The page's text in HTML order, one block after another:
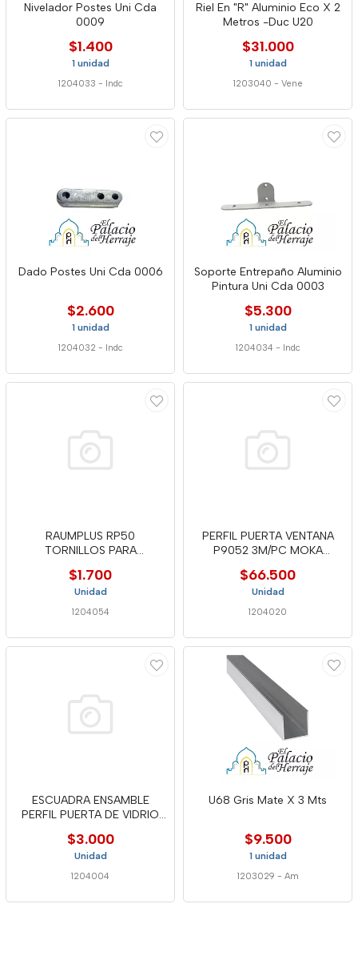
Nivelador Postes Uni Cda
0009
$1.400
1 unidad
1204033 - Indc
Riel En "R" Aluminio Eco X 2
Metros -Duc U20
$31.000
1 unidad
1203040 - Vene
Dado Postes Uni Cda 0006
$2.600
1 unidad
1204032 - Indc
Soporte Entrepaño Aluminio
Pintura Uni Cda 0003
$5.300
1 unidad
1204034 - Indc
RAUMPLUS RP50
TORNILLOS PARA
$1.700
Unidad
1204054
PERFIL PUERTA VENTANA
P9052 3M/PC MOKA
$66.500
Unidad
1204020
ESCUADRA ENSAMBLE
PERFIL PUERTA DE VIDRIO
$3.000
Unidad
1204004
U68 Gris Mate X 3 Mts
$9.500
1 unidad
1203029 - Am